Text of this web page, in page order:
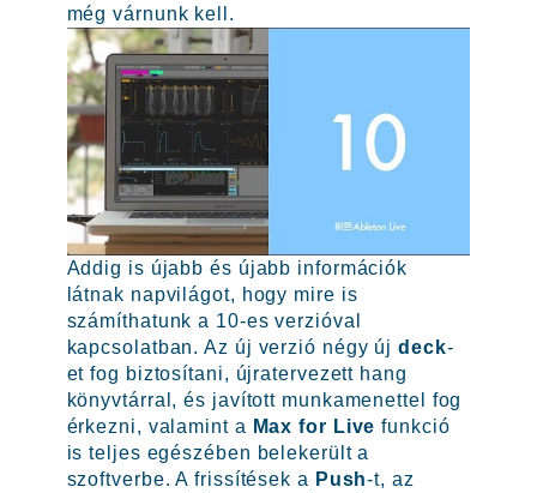
még várnunk kell.
Addig is újabb és újabb információk
látnak napvilágot, hogy mire is
számíthatunk a 10-es verzióval
kapcsolatban. Az új verzió négy újdeck-
et fog biztosítani, újratervezett hang
könyvtárral, és javított munkamenettel fog
érkezni, valamint a Max for Live funkció
is teljes egészében belekerült a
szoftverbe. A frissítések a Push-t, az